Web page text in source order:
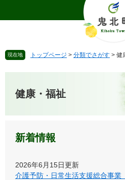
頭
飛現在地 トップページ > 分類でさがす > 健
健康・福祉
新着情報
2026年6月15日更新
介護予防・日常生活支援総合事業